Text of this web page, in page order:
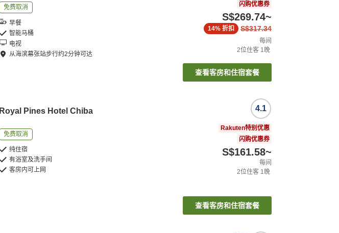
免费取消
早餐
智能马桶
电视
从海滨幕张站步行约2分钟可达
闪购优惠券
S$269.74~
S$317.34
14% 折扣
每间
2位住客 1晚
查看客房和住宿套餐
Royal Pines Hotel Chiba
免费取消
纯住宿
有浴室及洗手间
客房内可上网
4.1
Rakuten特别优惠
闪购优惠券
S$161.58~
每间
2位住客 1晚
查看客房和住宿套餐